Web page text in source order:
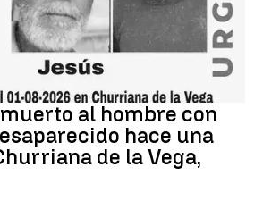
al hombre con
hace una
de la Vega,